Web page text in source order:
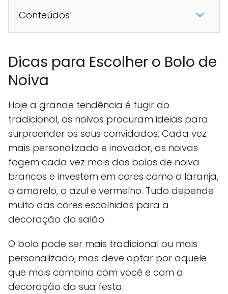
Conteúdos
Dicas para Escolher o Bolo de
Noiva
Hoje a grande tendência é fugir do
tradicional, os noivos procuram ideias para
surpreender os seus convidados. Cada vez
mais personalizado e inovador, as noivas
fogem cada vez mais dos bolos de noiva
brancos e investem em cores como o laranja,
o amarelo, o azul e vermelho. Tudo depende
muito das cores escolhidas para a
decoração do salão.
O bolo pode ser mais tradicional ou mais
personalizado, mas deve optar por aquele
que mais combina com você e com a
decoração da sua festa.